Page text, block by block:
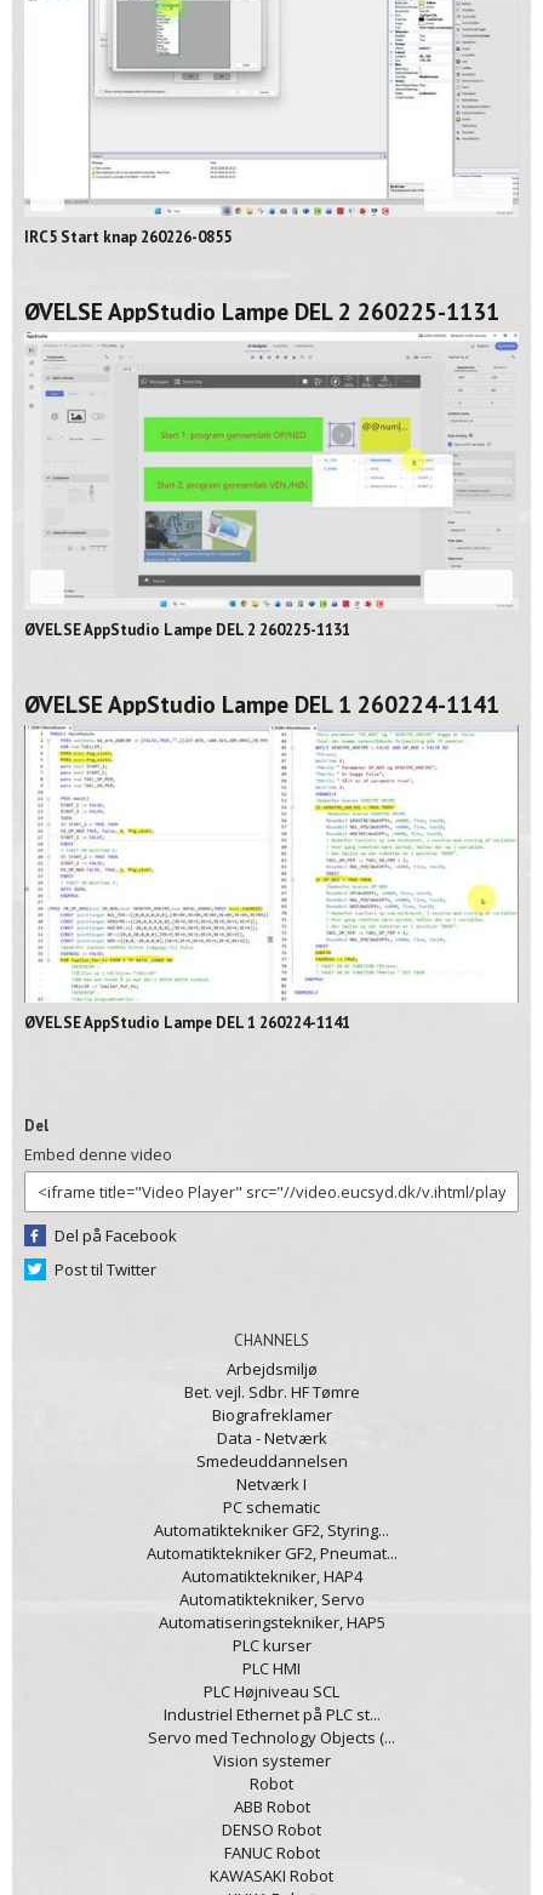
IRC5 Start knap 260226-0855
ØVELSE AppStudio Lampe DEL 2 260225-1131
ØVELSE AppStudio Lampe DEL 2 260225-1131
ØVELSE AppStudio Lampe DEL 1 260224-1141
ØVELSE AppStudio Lampe DEL 1 260224-1141
Del
Embed denne video
Del på Facebook
Post til Twitter
CHANNELS
Arbejdsmiljø
Bet. vejl. Sdbr. HF Tømre
Biografreklamer
Data - Netværk
Smedeuddannelsen
Netværk I
PC schematic
Automatiktekniker GF2, Styring...
Automatiktekniker GF2, Pneumat...
Automatiktekniker, HAP4
Automatiktekniker, Servo
Automatiseringstekniker, HAP5
PLC kurser
PLC HMI
PLC Højniveau SCL
Industriel Ethernet på PLC st...
Servo med Technology Objects (...
Vision systemer
Robot
ABB Robot
DENSO Robot
FANUC Robot
KAWASAKI Robot